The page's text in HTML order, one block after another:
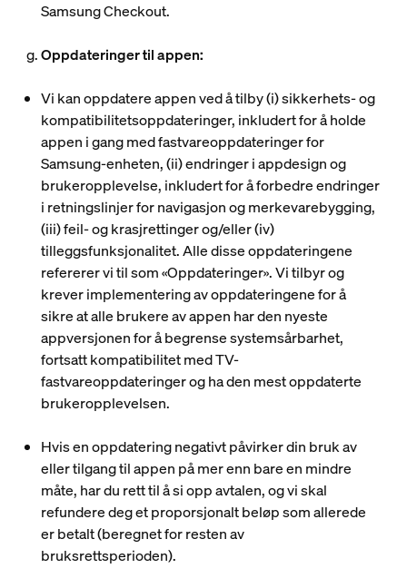
Samsung Checkout.
g.Oppdateringer til appen:
Vi kan oppdatere appen ved å tilby (i) sikkerhets- og
kompatibilitetsoppdateringer, inkludert for å holde
appen i gang med fastvareoppdateringer for
Samsung-enheten, (ii) endringer i appdesign og
brukeropplevelse, inkludert for å forbedre endringer
i retningslinjer for navigasjon og merkevarebygging,
(iii) feil- og krasjrettinger og/eller (iv)
tilleggsfunksjonalitet. Alle disse oppdateringene
refererer vi til som «Oppdateringer». Vi tilbyr og
krever implementering av oppdateringene for å
sikre at alle brukere av appen har den nyeste
appversjonen for å begrense systemsårbarhet,
fortsatt kompatibilitet med TV-
fastvareoppdateringer og ha den mest oppdaterte
brukeropplevelsen.
Hvis en oppdatering negativt påvirker din bruk av
eller tilgang til appen på mer enn bare en mindre
måte, har du rett til å si opp avtalen, og vi skal
refundere deg et proporsjonalt beløp som allerede
er betalt (beregnet for resten av
bruksrettsperioden).